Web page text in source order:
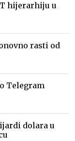
hijerarhiju u
rasti od
Telegram
dolara u